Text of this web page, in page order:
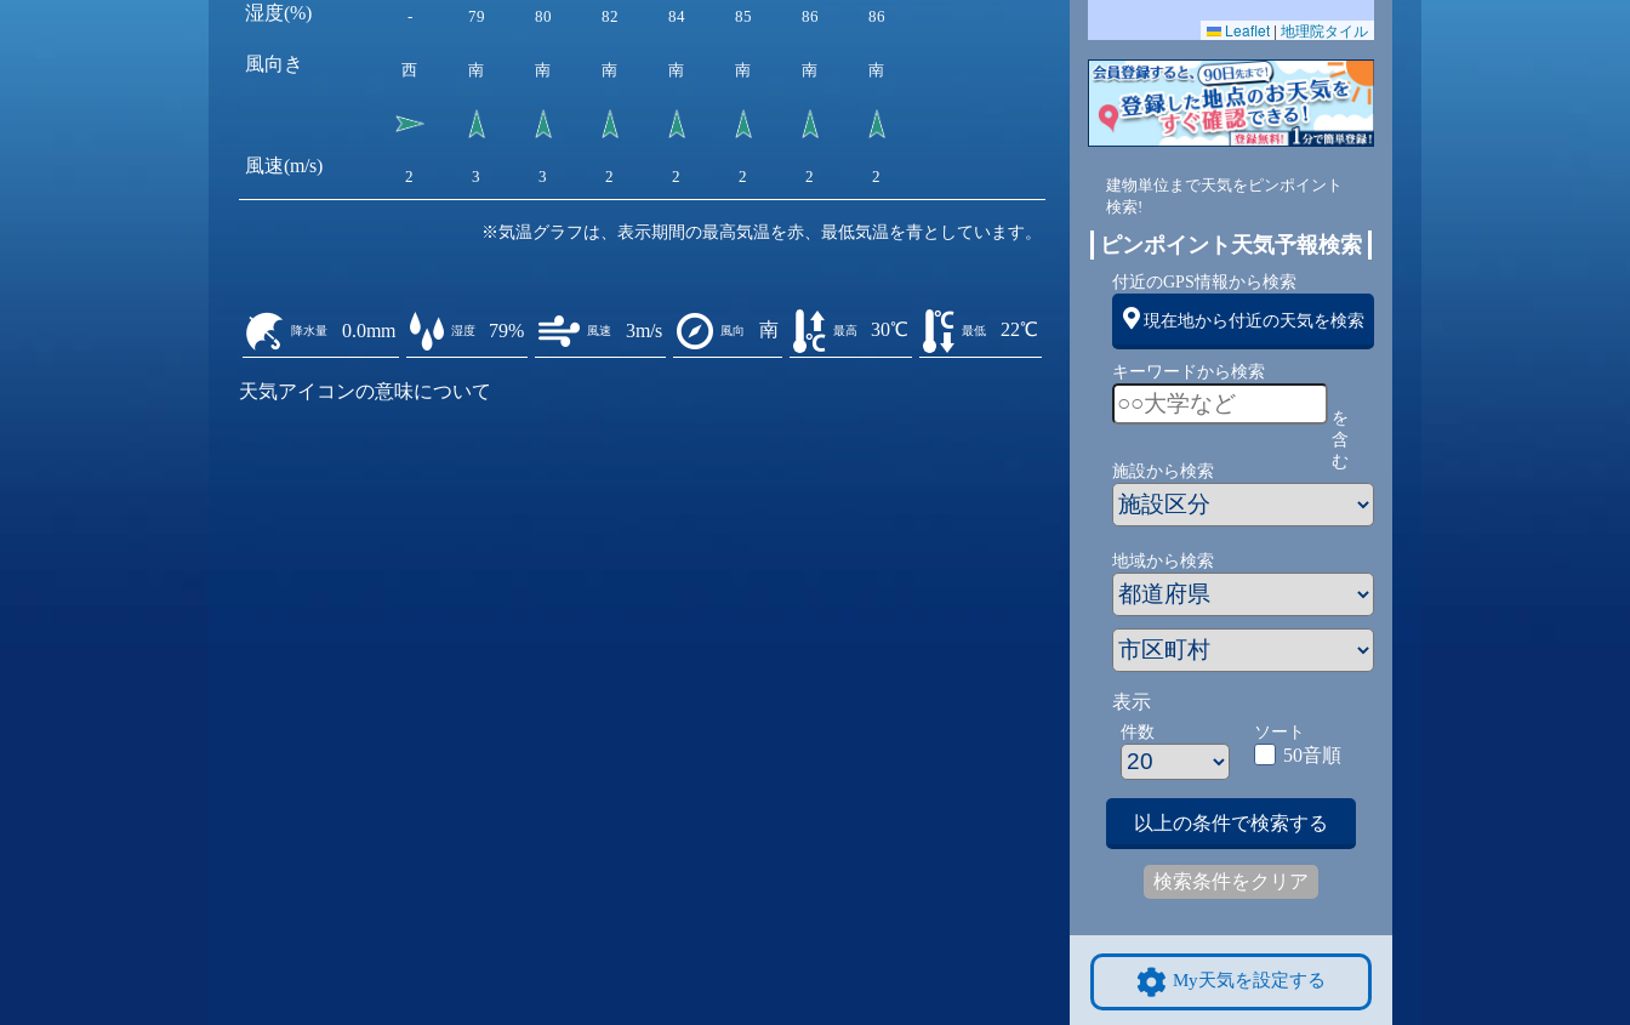
湿度(%)
風向き
風速(m/s)
- 79 80 82 84 85 86 86
西 南 南 南 南 南 南 南
2 3 3 2 2 2 2 2
※気温グラフは、表示期間の最高気温を赤、最低気温を青としています。
降水量 0.0mm 湿度 79% 風速 3m/s 風向 南 最高 30℃ 最低 22℃
天気アイコンの意味について
Leaflet | 地理院タイル
建物単位まで天気をピンポイント
検索!
ピンポイント天気予報検索
付近のGPS情報から検索
現在地から付近の天気を検索
キーワードから検索
を
含
む
施設から検索
地域から検索
表示
件数 ソート
50音順
以上の条件で検索する
検索条件をクリア
My天気を設定する